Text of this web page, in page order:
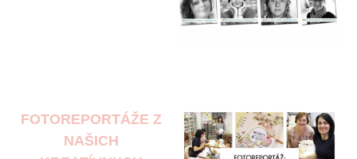
FOTOREPORTÁŽE Z
NAŠICH